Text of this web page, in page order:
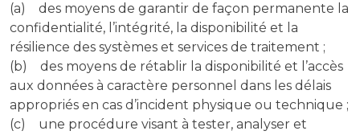
(a) des moyens de garantir de façon permanente la
confidentialité, l’intégrité, la disponibilité et la
résilience des systèmes et services de traitement ;
(b) des moyens de rétablir la disponibilité et l’accès
aux données à caractère personnel dans les délais
appropriés en cas d’incident physique ou technique ;
(c) une procédure visant à tester, analyser et